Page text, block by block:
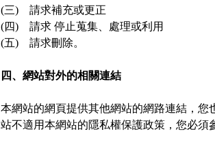
(三)　請求補充或更正
(四)　請求 停止蒐集、處理或利用
(五)　請求刪除。
四、網站對外的相關連結
本網站的網頁提供其他網站的網路連結，
站不適用本網站的隱私權保護政策，您必須